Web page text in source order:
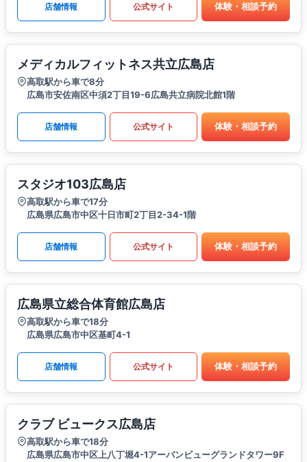
店舗情報 公式サイト 体験・相談予約
メディカルフィットネス共立広島店
高取駅から車で8分
広島市安佐南区中須2丁目19-6広島共立病院北館1階
店舗情報 公式サイト 体験・相談予約
スタジオ103広島店
高取駅から車で17分
広島県広島市中区十日市町2丁目2-34-1階
店舗情報 公式サイト 体験・相談予約
広島県立総合体育館広島店
高取駅から車で18分
広島県広島市中区基町4-1
店舗情報 公式サイト 体験・相談予約
クラブ ビュークス広島店
高取駅から車で18分
広島県広島市中区上八丁堀4-1アーバンビューグランドタワー9F